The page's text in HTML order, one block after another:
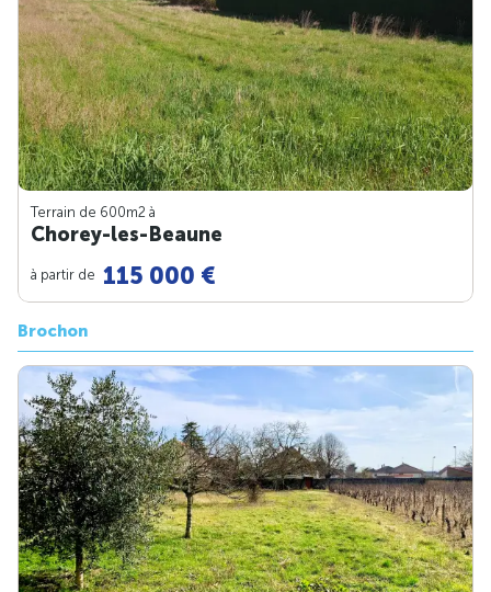
Terrain de 600m2 à
Chorey-les-Beaune
à partir de 115 000 €
Brochon